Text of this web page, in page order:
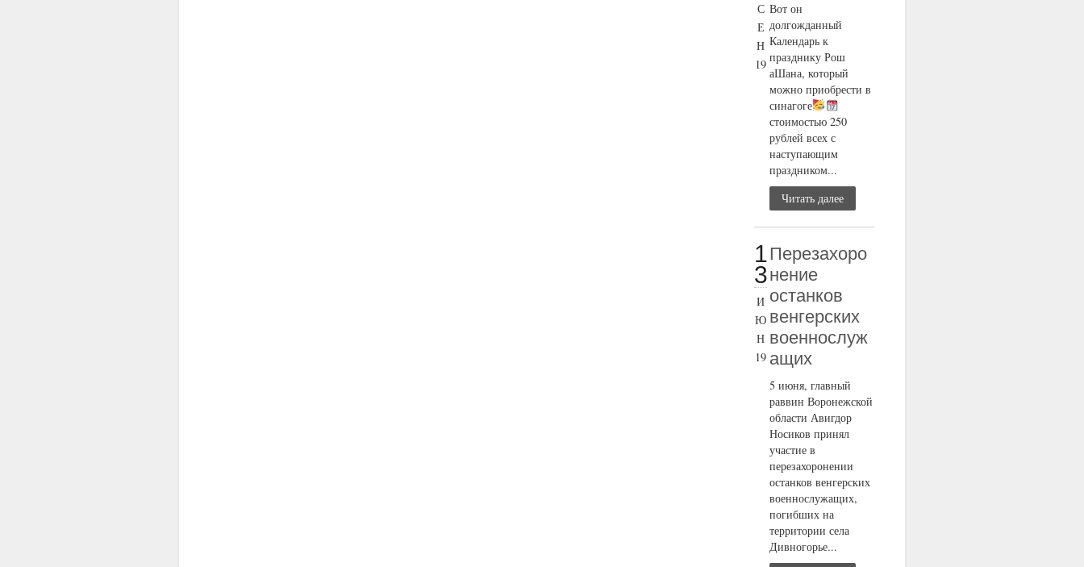
С
Е
Н
19
Вот он
долгожданный
Календарь к
празднику Рош
аШана, который
можно приобрести в
синагоге
стоимостью 250
рублей всех с
наступающим
праздником...
Читать далее
1
3
И
Ю
Н
19
Перезахоро
нение
останков
венгерских
военнослуж
ащих
5 июня, главный
раввин Воронежской
области Авигдор
Носиков принял
участие в
перезахоронении
останков венгерских
военнослужащих,
погибших на
территории села
Дивногорье...